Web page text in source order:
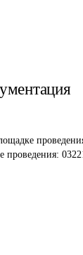
проведения: